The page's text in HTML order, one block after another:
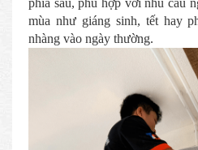
phía sau, phù hợp với nhu cầu
mùa như giáng sinh, tết hay
nhàng vào ngày thường.